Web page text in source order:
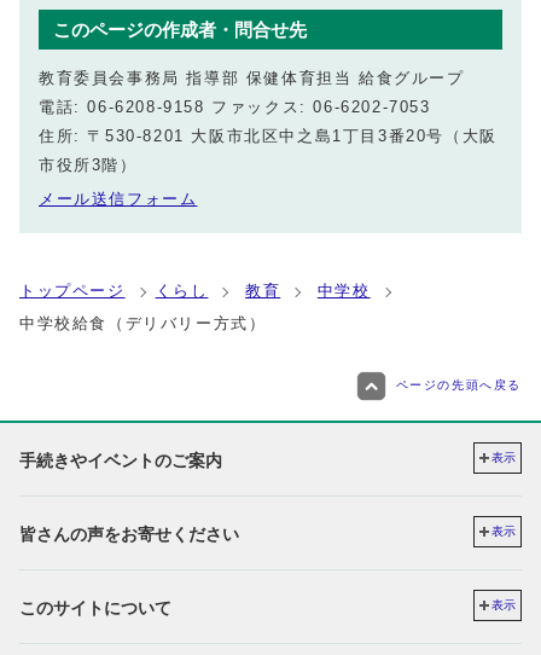
このページの作成者・問合せ先
教育委員会事務局 指導部 保健体育担当 給食グループ
電話: 06-6208-9158 ファックス: 06-6202-7053
住所: 〒530-8201 大阪市北区中之島1丁目3番20号（大阪
市役所3階）
メール送信フォーム
トップページ くらし 教育
中学校
中学校給食（デリバリー方式）
ページの先頭へ戻る
手続きやイベントのご案内 表示
皆さんの声をお寄せください 表示
このサイトについて 表示